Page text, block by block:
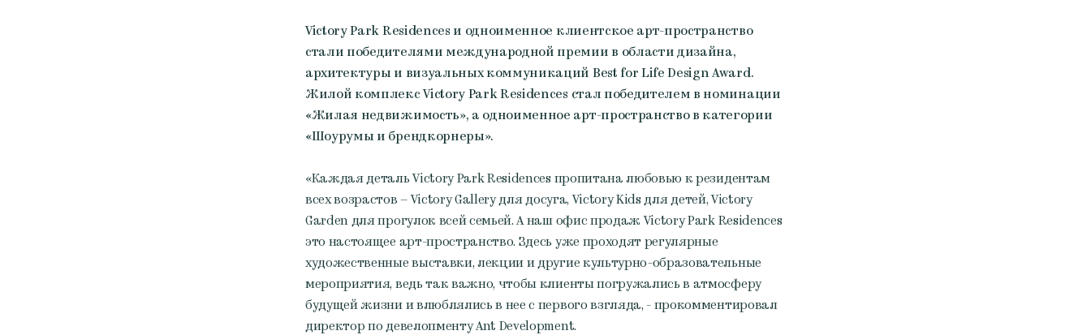
Victory Park Residences и одноименное клиентское арт-пространство
стали победителями международной премии в области дизайна,
архитектуры и визуальных коммуникаций Best for Life Design Award.
Жилой комплекс Victory Park Residences стал победителем в номинации
«Жилая недвижимость», а одноименное арт-пространство в категории
«Шоурумы и брендкорнеры».
«Каждая деталь Victory Park Residences пропитана любовью к резидентам
всех возрастов – Victory Gallery для досуга, Victory Kids для детей, Victory
Garden для прогулок всей семьей. А наш офис продаж Victory Park Residences
это настоящее арт-пространство. Здесь уже проходят регулярные
художественные выставки, лекции и другие культурно-образовательные
мероприятия, ведь так важно, чтобы клиенты погружались в атмосферу
будущей жизни и влюблялись в нее с первого взгляда, - прокомментировал
директор по девелопменту Ant Development.